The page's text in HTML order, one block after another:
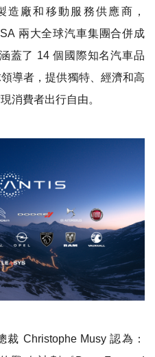
造廠和移動服務供應商，
兩大全球汽車集團合併成
蓋了 14個國際知名汽車品
導者，提供獨特、經濟和高
消費者出行自由。
裁 Christophe Musy認為：